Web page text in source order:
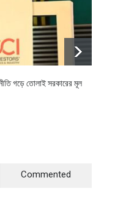
গড়ে তোলাই সরকারের মূল
Commented